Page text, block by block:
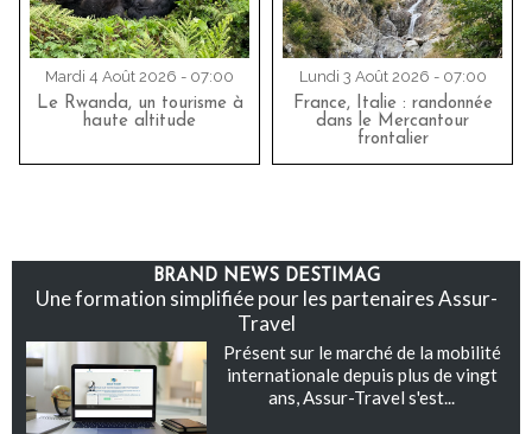
Mardi 4 Août 2026 - 07:00
Le Rwanda, un tourisme à
haute altitude
Lundi 3 Août 2026 - 07:00
France, Italie : randonnée
dans le Mercantour
frontalier
BRAND NEWS DESTIMAG
Une formation simplifiée pour les partenaires Assur-
Travel
Présent sur le marché de la mobilité
internationale depuis plus de vingt
ans, Assur-Travel s'est...